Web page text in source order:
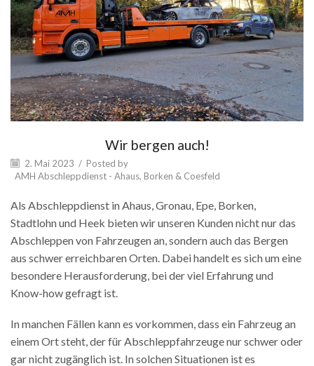
Wir bergen auch!
2. Mai 2023 / Posted by
AMH Abschleppdienst - Ahaus, Borken & Coesfeld
Als Abschleppdienst in Ahaus, Gronau, Epe, Borken,
Stadtlohn und Heek bieten wir unseren Kunden nicht nur das
Abschleppen von Fahrzeugen an, sondern auch das Bergen
aus schwer erreichbaren Orten. Dabei handelt es sich um eine
besondere Herausforderung, bei der viel Erfahrung und
Know-how gefragt ist.
In manchen Fällen kann es vorkommen, dass ein Fahrzeug an
einem Ort steht, der für Abschleppfahrzeuge nur schwer oder
gar nicht zugänglich ist. In solchen Situationen ist es